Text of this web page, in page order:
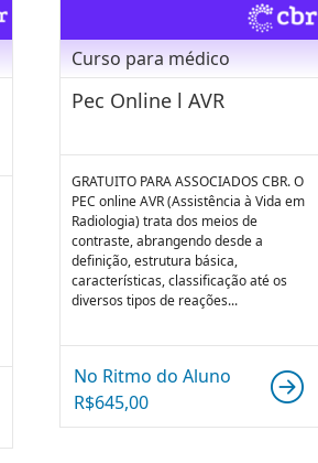
Curso para médico
Pec Online l AVR
GRATUITO PARA ASSOCIADOS CBR. O
PEC online AVR (Assistência à Vida em
Radiologia) trata dos meios de
contraste, abrangendo desde a
definição, estrutura básica,
características, classificação até os
diversos tipos de reações...
No Ritmo do Aluno
R$645,00